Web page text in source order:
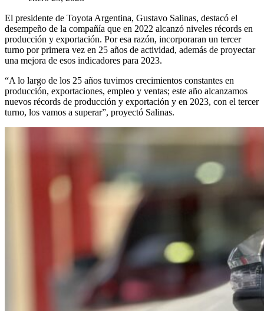
El presidente de Toyota Argentina, Gustavo Salinas, destacó el
desempeño de la compañía que en 2022 alcanzó niveles récords en
producción y exportación. Por esa razón, incorporaran un tercer
turno por primera vez en 25 años de actividad, además de proyectar
una mejora de esos indicadores para 2023.
“A lo largo de los 25 años tuvimos crecimientos constantes en
producción, exportaciones, empleo y ventas; este año alcanzamos
nuevos récords de producción y exportación y en 2023, con el tercer
turno, los vamos a superar”, proyectó Salinas.